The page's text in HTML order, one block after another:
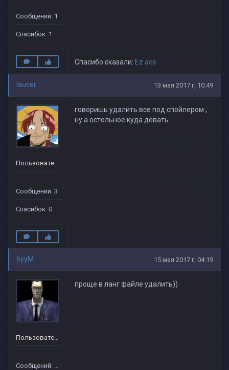
Сообщений: 1
Спасибок: 1
Спасибо сказали: Ez ace
laucer 13 мая 2017 г, 10:49
Пользователь
Сообщений: 3
Спасибок: 0
говоришь удалить все под спойлером ,
ну а остольное куда девать
6yyM 15 мая 2017 г, 04:19
Пользователь
Сообщений: 28
проще в ланг файле удалить))